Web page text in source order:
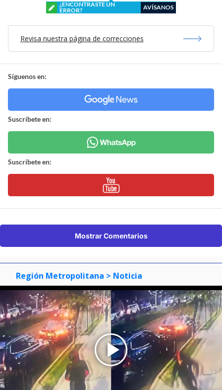
¿ENCONTRASTE UN
ERROR?
AVÍSANOS
Revisa nuestra página de correcciones
Síguenos en:
Suscríbete en:
Suscríbete en:
Mostrar Comentarios
Región Metropolitana > Noticia